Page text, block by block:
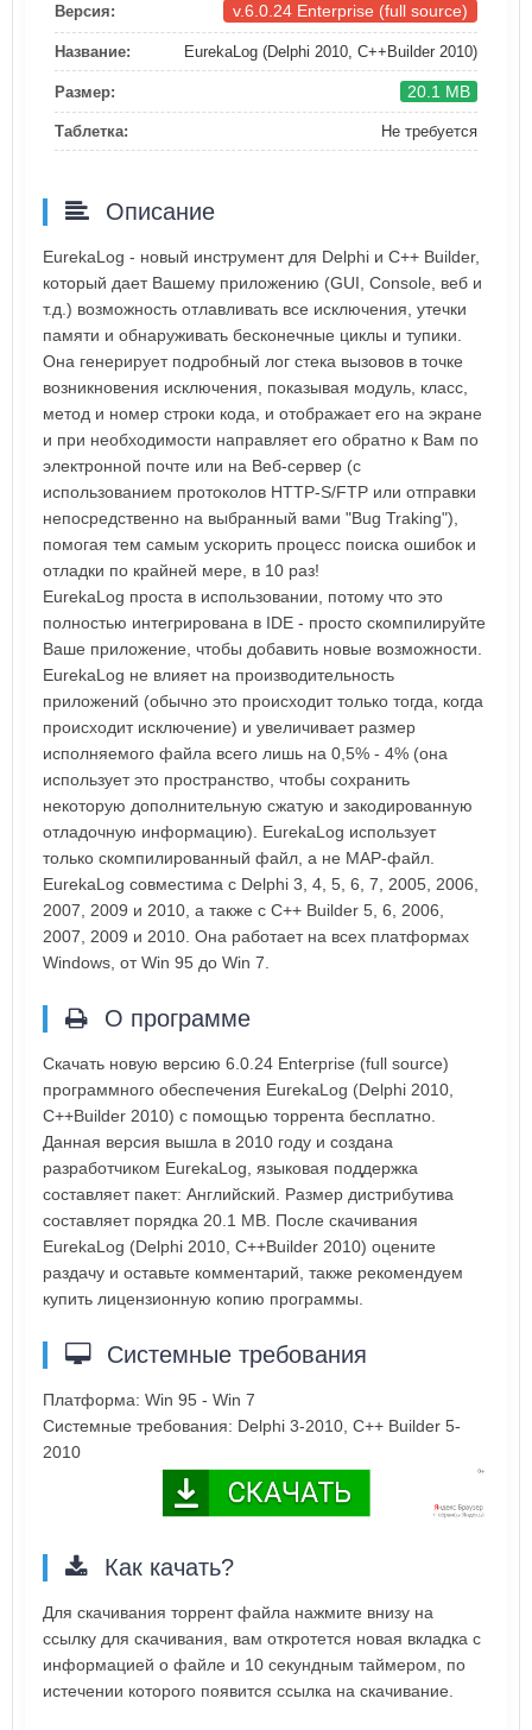
Версия: v.6.0.24 Enterprise (full source)
Название: EurekaLog (Delphi 2010, C++Builder 2010)
Размер: 20.1 MB
Таблетка: Не требуется
Описание
EurekaLog - новый инструмент для Delphi и C++ Builder,
который дает Вашему приложению (GUI, Console, веб и
т.д.) возможность отлавливать все исключения, утечки
памяти и обнаруживать бесконечные циклы и тупики.
Она генерирует подробный лог стека вызовов в точке
возникновения исключения, показывая модуль, класс,
метод и номер строки кода, и отображает его на экране
и при необходимости направляет его обратно к Вам по
электронной почте или на Веб-сервер (с
использованием протоколов HTTP-S/FTP или отправки
непосредственно на выбранный вами "Bug Traking"),
помогая тем самым ускорить процесс поиска ошибок и
отладки по крайней мере, в 10 раз!
EurekaLog проста в использовании, потому что это
полностью интегрирована в IDE - просто скомпилируйте
Ваше приложение, чтобы добавить новые возможности.
EurekaLog не влияет на производительность
приложений (обычно это происходит только тогда, когда
происходит исключение) и увеличивает размер
исполняемого файла всего лишь на 0,5% - 4% (она
использует это пространство, чтобы сохранить
некоторую дополнительную сжатую и закодированную
отладочную информацию). EurekaLog использует
только скомпилированный файл, а не MAP-файл.
EurekaLog совместима с Delphi 3, 4, 5, 6, 7, 2005, 2006,
2007, 2009 и 2010, а также с C++ Builder 5, 6, 2006,
2007, 2009 и 2010. Она работает на всех платформах
Windows, от Win 95 до Win 7.
О программе
Скачать новую версию 6.0.24 Enterprise (full source)
программного обеспечения EurekaLog (Delphi 2010,
C++Builder 2010) с помощью торрента бесплатно.
Данная версия вышла в 2010 году и создана
разработчиком EurekaLog, языковая поддержка
составляет пакет: Английский. Размер дистрибутива
составляет порядка 20.1 MB. После скачивания
EurekaLog (Delphi 2010, C++Builder 2010) оцените
раздачу и оставьте комментарий, также рекомендуем
купить лицензионную копию программы.
Системные требования
Платформа: Win 95 - Win 7
Системные требования: Delphi 3-2010, C++ Builder 5-
2010
Как качать?
Для скачивания торрент файла нажмите внизу на
ссылку для скачивания, вам откротется новая вкладка с
информацией о файле и 10 секундным таймером, по
истечении которого появится ссылка на скачивание.